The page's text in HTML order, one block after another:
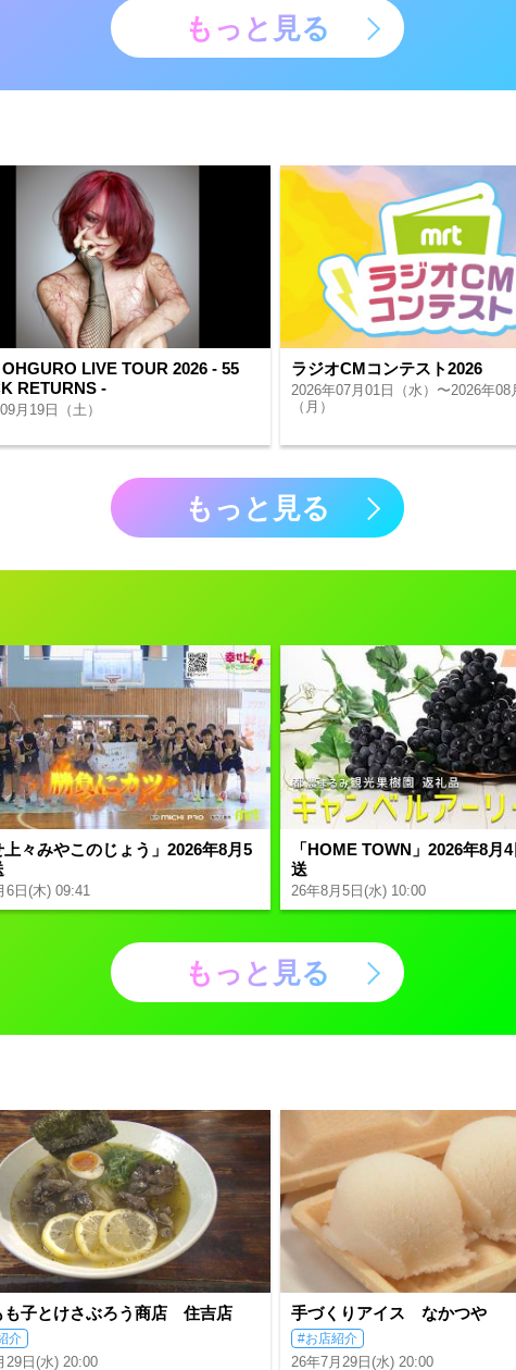
もっと見る
LIVE TOUR 2026 - 55
RETURNS -
月19日（土）
ラジオCMコンテスト2026
2026年07月01日（水）〜2026年08
（月）
もっと見る
上々みやこのじょう」2026年8月5
6日(木) 09:41
「HOME TOWN」2026年8月
送
26年8月5日(水) 10:00
もっと見る
も子とけさぶろう商店 住吉店
介
29日(水) 20:00
手づくりアイス なかつや
#お店紹介
26年7月29日(水) 20:00